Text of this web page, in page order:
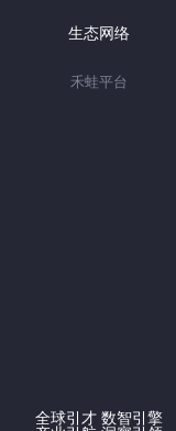
生态网络
禾蛙平台
全球引才 数智引擎